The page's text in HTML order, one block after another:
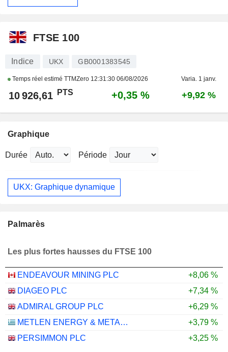
FTSE 100
Indice UKX GB0001383545
Temps réel estimé TTMZero 12:31:30 06/08/2026 Varia. 1 janv.
10 926,61 PTS +0,35 % +9,92 %
Graphique
Durée Période
UKX: Graphique dynamique
Palmarès
Les plus fortes hausses du FTSE 100
ENDEAVOUR MINING PLC
+8,06 %
DIAGEO PLC
+7,34 %
ADMIRAL GROUP PLC
+6,29 %
METLEN ENERGY & METALS PLC
+3,79 %
PERSIMMON PLC
+3,25 %